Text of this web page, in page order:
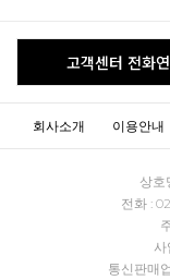
고객센터 전화
회사소개 이용안내
상호
전화 :
사
통신판매